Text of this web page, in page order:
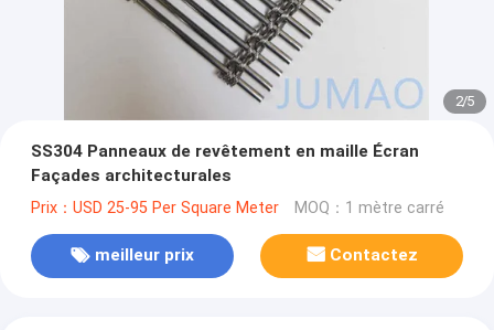
2/5
SS304 Panneaux de revêtement en maille Écran
Façades architecturales
Prix：USD 25-95 Per Square Meter MOQ：1 mètre carré
meilleur prix Contactez